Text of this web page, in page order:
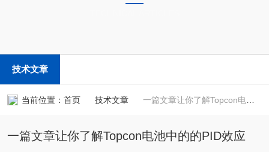
技术文章
当前位置： 首页 技术文章 一篇文章让你了解Topcon电池中的的PID效应
一篇文章让你了解Topcon电池中的的PID效应